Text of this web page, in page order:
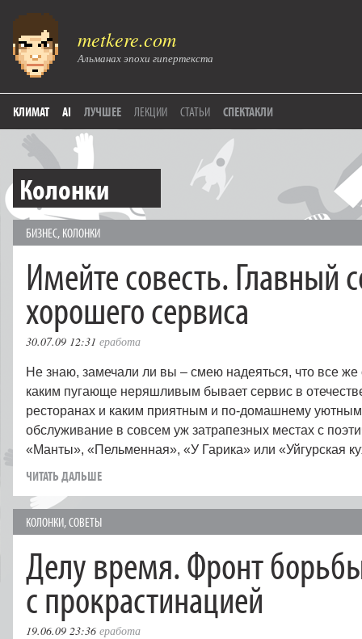
metkere.com
Альманах эпохи гипертекста
КЛИМАТ AI ЛУЧШЕЕ ЛЕКЦИИ СТАТЬИ СПЕКТАКЛИ
Колонки
БИЗНЕС, КОЛОНКИ
Имейте совесть. Главный
хорошего сервиса
30.07.09 12:31 еработа
Не знаю, замечали ли вы – смею надеяться, что все
каким пугающе неряшливым бывает сервис в
ресторанах и каким приятным и по-домашнему уютным
обслуживание в совсем уж затрапезных местах с
«Манты», «Пельменная», «У Гарика» или «Уйгурская
ЧИТАТЬ ДАЛЬШЕ
КОЛОНКИ,СОВЕТЫ
Делу время. Фронт
с прокрастинацией
19.06.09 23:36 еработа